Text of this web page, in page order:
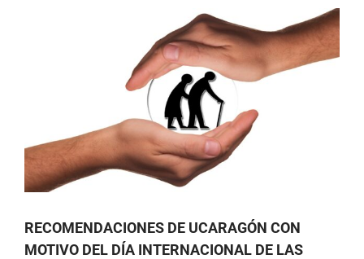
RECOMENDACIONES DE UCARAGÓN CON
MOTIVO DEL DÍA INTERNACIONAL DE LAS